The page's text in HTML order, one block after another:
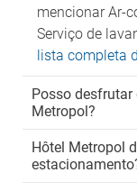
mencionar Ar-
Serviço de
lista completa
Posso desfrutar
Metropol?
Hôtel Metropol